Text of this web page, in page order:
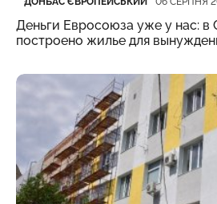
Деньги Евросоюза уже у нас: в
построено жилье для